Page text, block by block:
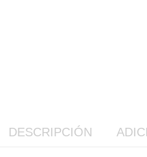
DESCRIPCIÓN